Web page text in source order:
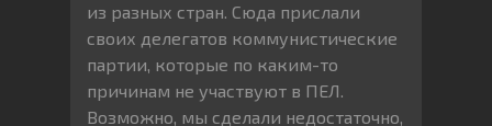
из разных стран. Сюда прислали
своих делегатов коммунистические
партии, которые по каким-то
причинам не участвуют в ПЕЛ.
Возможно, мы сделали недостаточно,